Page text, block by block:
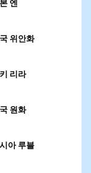
엔
위안화
리라
원화
아 루블